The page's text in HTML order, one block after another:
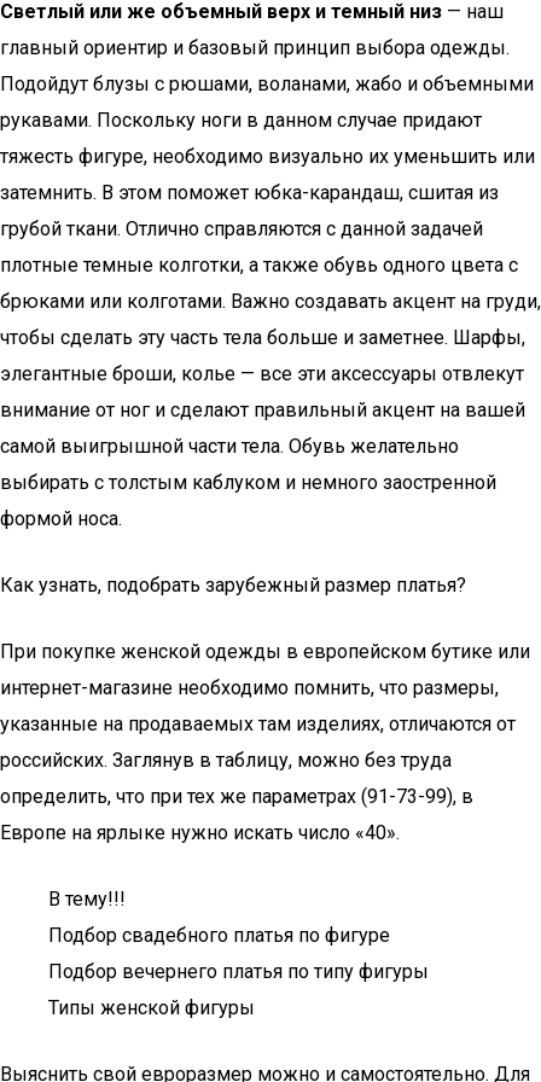
Светлый или же объемный верх и темный низ — наш
главный ориентир и базовый принцип выбора одежды.
Подойдут блузы с рюшами, воланами, жабо и объемными
рукавами. Поскольку ноги в данном случае придают
тяжесть фигуре, необходимо визуально их уменьшить или
затемнить. В этом поможет юбка-карандаш, сшитая из
грубой ткани. Отлично справляются с данной задачей
плотные темные колготки, а также обувь одного цвета с
брюками или колготами. Важно создавать акцент на груди,
чтобы сделать эту часть тела больше и заметнее. Шарфы,
элегантные броши, колье — все эти аксессуары отвлекут
внимание от ног и сделают правильный акцент на вашей
самой выигрышной части тела. Обувь желательно
выбирать с толстым каблуком и немного заостренной
формой носа.
Как узнать, подобрать зарубежный размер платья?
При покупке женской одежды в европейском бутике или
интернет-магазине необходимо помнить, что размеры,
указанные на продаваемых там изделиях, отличаются от
российских. Заглянув в таблицу, можно без труда
определить, что при тех же параметрах (91-73-99), в
Европе на ярлыке нужно искать число «40».
В тему!!!
Подбор свадебного платья по фигуре
Подбор вечернего платья по типу фигуры
Типы женской фигуры
Выяснить свой евроразмер можно и самостоятельно. Для